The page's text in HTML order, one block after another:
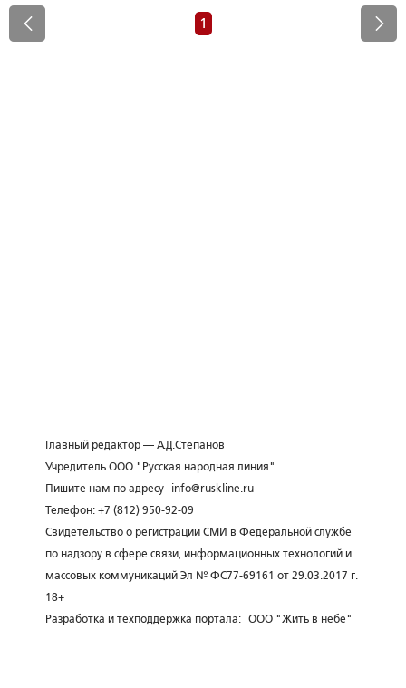
1
Главный редактор — А.Д.Степанов
Учредитель ООО "Русская народная линия"
Пишите нам по адресу
info@ruskline.ru
Телефон: +7 (812) 950-92-09
Свидетельство о регистрации СМИ в Федеральной службе
по надзору в сфере связи, информационных технологий и
массовых коммуникаций Эл № ФС77-69161 от 29.03.2017 г.
18+
Разработка и техподдержка портала: ООО "Жить в небе"